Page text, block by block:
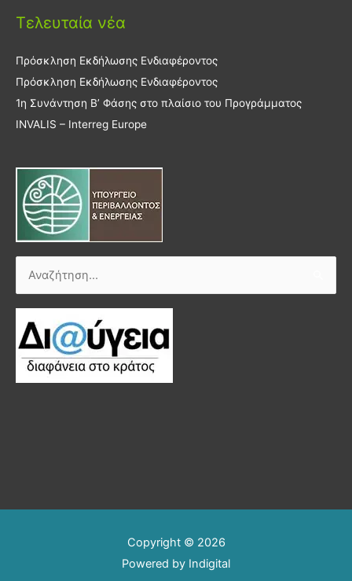
Τελευταία νέα
Πρόσκληση Εκδήλωσης Ενδιαφέροντος
Πρόσκληση Εκδήλωσης Ενδιαφέροντος
1η Συνάντηση Β’ Φάσης στο πλαίσιο του Προγράμματος
INVALIS – Interreg Europe
Αναζήτηση
Copyright © 2026
Powered by Indigital